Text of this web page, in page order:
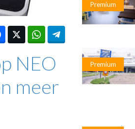
NEO
meer
Premium
Premium